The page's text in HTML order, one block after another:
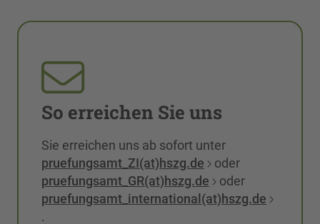
So erreichen Sie uns
Sie erreichen uns ab sofort unter
pruefungsamt_ZI(at)hszg.de
oder
pruefungsamt_GR(at)hszg.de
oder
pruefungsamt_international(at)hszg.de
.